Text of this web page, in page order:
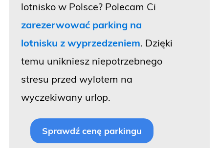
lotnisko w Polsce? Polecam Ci
zarezerwować parking na
lotnisku z wyprzedzeniem. Dzięki
temu unikniesz niepotrzebnego
stresu przed wylotem na
wyczekiwany urlop.
Sprawdź cenę parkingu